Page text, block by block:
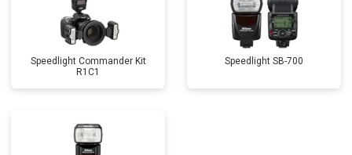
Speedlight Commander Kit
R1C1
Speedlight SB-700